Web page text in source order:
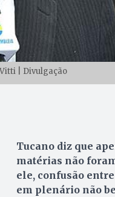
| Divulgação
Tucano diz que
matérias não
ele, confusão
em plenário não